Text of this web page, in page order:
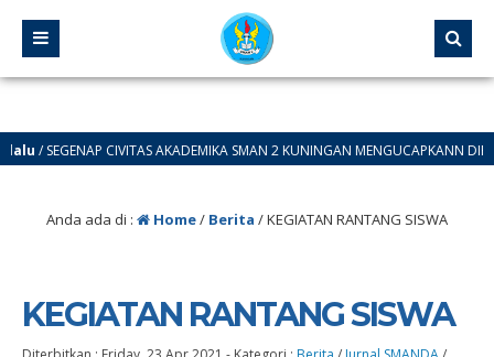
/ SEGENAP CIVITAS AKADEMIKA SMAN 2 KUNINGAN MENGUCAPKANN
Anda ada di : Home/ Berita /KEGIATAN RANTANG SISWA
KEGIATAN RANTANG SISWA